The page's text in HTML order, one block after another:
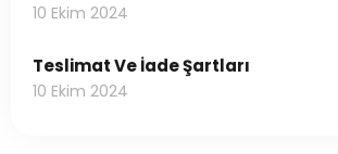
10 Ekim 2024
Teslimat Ve İade Şartları
10 Ekim 2024